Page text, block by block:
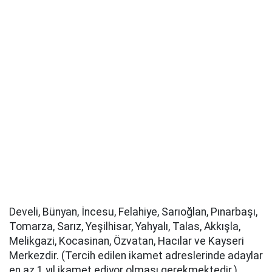
Develi, Bünyan, İncesu, Felahiye, Sarıoğlan, Pınarbaşı,
Tomarza, Sarız, Yeşilhisar, Yahyalı, Talas, Akkışla,
Melikgazi, Kocasinan, Özvatan, Hacılar ve Kayseri
Merkezdir. (Tercih edilen ikamet adreslerinde adaylar